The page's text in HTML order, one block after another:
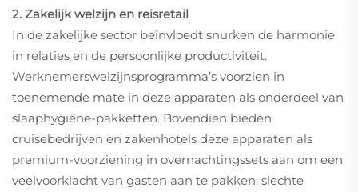
2. Zakelijk welzijn en reisretail
In de zakelijke sector beïnvloedt snurken de harmonie
in relaties en de persoonlijke productiviteit.
Werknemerswelzijnsprogramma’s voorzien in
toenemende mate in deze apparaten als onderdeel van
slaaphygiëne-pakketten. Bovendien bieden
cruisebedrijven en zakenhotels deze apparaten als
premium-voorzie­ning in overnachtingssets aan om een
veelvoorklacht van gasten aan te pakken: slechte